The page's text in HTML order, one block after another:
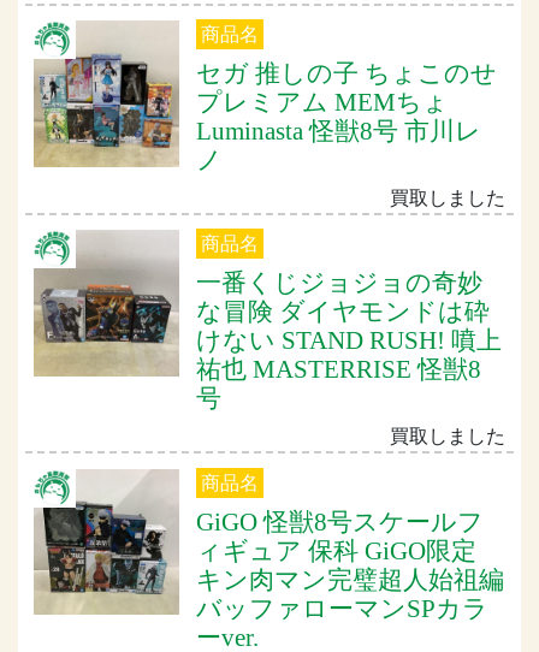
商品名
セガ 推しの子 ちょこのせ
プレミアム MEMちょ
Luminasta 怪獣8号 市川レ
ノ
買取しました
商品名
一番くじジョジョの奇妙
な冒険 ダイヤモンドは砕
けない STAND RUSH! 噴上
祐也 MASTERRISE 怪獣8
号
買取しました
商品名
GiGO 怪獣8号スケールフ
ィギュア 保科 GiGO限定
キン肉マン完璧超人始祖編
バッファローマンSPカラ
ーver.